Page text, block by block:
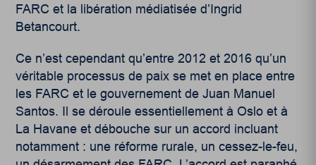
FARC et la libération médiatisée d’Ingrid
Betancourt.
Ce n’est cependant qu’entre 2012 et 2016 qu’un
véritable processus de paix se met en place entre
les FARC et le gouvernement de Juan Manuel
Santos. Il se déroule essentiellement à Oslo et à
La Havane et débouche sur un accord incluant
notamment : une réforme rurale, un cessez-le-feu,